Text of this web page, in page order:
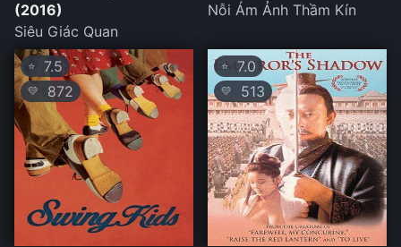
(2016)
Siêu Giác Quan
Nỗi Ám Ảnh Thầm Kín
⭐ 7.5
💛 872
⭐ 7.0
💛 513